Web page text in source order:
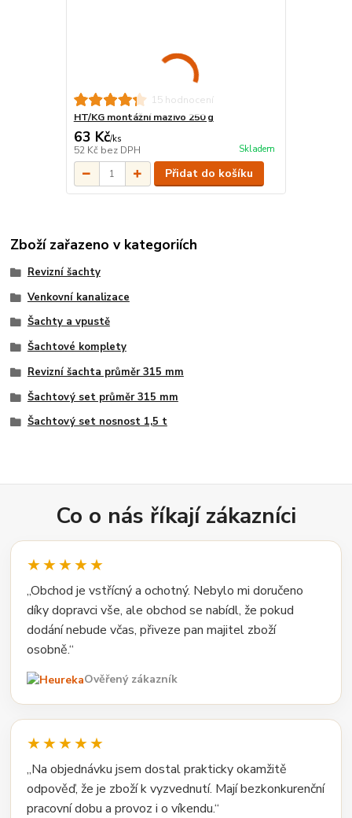
15 hodnocení
HT/KG montážní mazivo 250 g
63 Kč/ks
52 Kč bez DPH Skladem
Přidat do košíku
Zboží zařazeno v kategoriích
Revizní šachty
Venkovní kanalizace
Šachty a vpustě
Šachtové komplety
Revizní šachta průměr 315 mm
Šachtový set průměr 315 mm
Šachtový set nosnost 1,5 t
Co o nás říkají zákazníci
★★★★★
„Obchod je vstřícný a ochotný. Nebylo mi doručeno
díky dopravci vše, ale obchod se nabídl, že pokud
dodání nebude včas, přiveze pan majitel zboží
osobně.“
Ověřený zákazník
★★★★★
„Na objednávku jsem dostal prakticky okamžitě
odpověď, že je zboží k vyzvednutí. Mají bezkonkurenční
pracovní dobu a provoz i o víkendu.“